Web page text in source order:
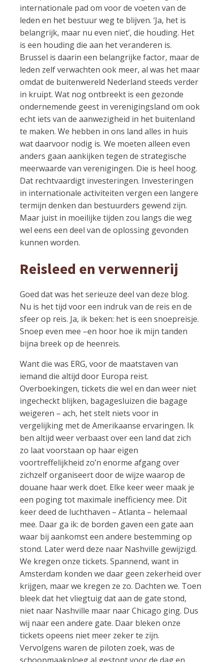
internationale pad om voor de voeten van de
leden en het bestuur weg te blijven. ‘Ja, het is
belangrijk, maar nu even niet’, die houding. Het
is een houding die aan het veranderen is.
Brussel is daarin een belangrijke factor, maar de
leden zelf verwachten ook meer, al was het maar
omdat de buitenwereld Nederland steeds verder
in kruipt. Wat nog ontbreekt is een gezonde
ondernemende geest in verenigingsland om ook
echt iets van de aanwezigheid in het buitenland
te maken. We hebben in ons land alles in huis
wat daarvoor nodig is. We moeten alleen even
anders gaan aankijken tegen de strategische
meerwaarde van verenigingen. Die is heel hoog.
Dat rechtvaardigt investeringen. Investeringen
in internationale activiteiten vergen een langere
termijn denken dan bestuurders gewend zijn.
Maar juist in moeilijke tijden zou langs die weg
wel eens een deel van de oplossing gevonden
kunnen worden.
Reisleed en verwennerij
Goed dat was het serieuze deel van deze blog.
Nu is het tijd voor een indruk van de reis en de
sfeer op reis. Ja, ik beken: het is een snoepreisje.
Snoep even mee –en hoor hoe ik mijn tanden
bijna breek op de heenreis.
Want die was ERG, voor de maatstaven van
iemand die altijd door Europa reist.
Overboekingen, tickets die wel en dan weer niet
ingecheckt blijken, bagagesluizen die bagage
weigeren – ach, het stelt niets voor in
vergelijking met de Amerikaanse ervaringen. Ik
ben altijd weer verbaast over een land dat zich
zo laat voorstaan op haar eigen
voortreffelijkheid zo’n enorme afgang over
zichzelf organiseert door de wijze waarop de
douane haar werk doet. Elke keer weer maak je
een poging tot maximale inefficiency mee. Dit
keer deed de luchthaven – Atlanta – helemaal
mee. Daar ga ik: de borden gaven een gate aan
waar bij aankomst een andere bestemming op
stond. Later werd deze naar Nashville gewijzigd.
We kregen onze tickets. Spannend, want in
Amsterdam konden we daar geen zekerheid over
krijgen, maar we kregen ze zo. Dachten we. Toen
bleek dat het vliegtuig dat aan de gate stond,
niet naar Nashville maar naar Chicago ging. Dus
wij naar een andere gate. Daar bleken onze
tickets opeens niet meer zeker te zijn.
Vervolgens waren de piloten zoek, was de